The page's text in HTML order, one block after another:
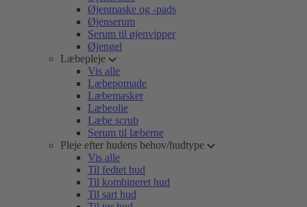
Øjenmaske og -pads
Øjenserum
Serum til øjenvipper
Øjengel
Læbepleje
Vis alle
Læbepomade
Læbemasker
Læbeolie
Læbe scrub
Serum til læberne
Pleje efter hudens behov/hudtype
Vis alle
Til fedtet hud
Til kombineret hud
Til sart hud